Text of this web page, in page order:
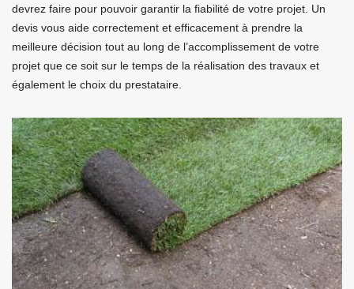
devrez faire pour pouvoir garantir la fiabilité de votre projet. Un
devis vous aide correctement et efficacement à prendre la
meilleure décision tout au long de l’accomplissement de votre
projet que ce soit sur le temps de la réalisation des travaux et
également le choix du prestataire.